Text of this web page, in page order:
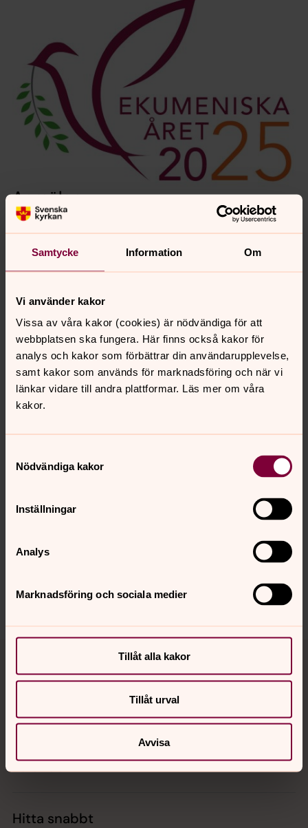
Samtycke Information Om
Vi använder kakor
Vissa av våra kakor (cookies) är nödvändiga för att
webbplatsen ska fungera. Här finns också kakor för
analys och kakor som förbättrar din användarupplevelse,
samt kakor som används för marknadsföring och när vi
länkar vidare till andra plattformar. Läs mer om våra
kakor.
Nödvändiga kakor
Inställningar
Analys
Marknadsföring och sociala medier
Tillåt alla kakor
Tillåt urval
Avvisa
Anmälan
Anmälan görs i länken nedan. Deltagare under 18 år
måste åka med en ledare/ansvarig och det är viktigt att
den som är under 18 år anmäler vem som är dennes
ledare samt vilken församling hen tillhör. Det går alltså
ledare.
Är du ledare för en grupp som kommer att delta?
Kontakta Tomas Eklund, stiftssamordnare av
anmälningar för Stockholms stift,
Tomas.Eklund2@svenskakyrkan.se, om du önskar mer
information.
ungdomsmöte.
Synpunkter eller frågor på sidans
sthlm.stift@svenskakyrkan.se
Kontakt
Kalender
Hitta snabbt